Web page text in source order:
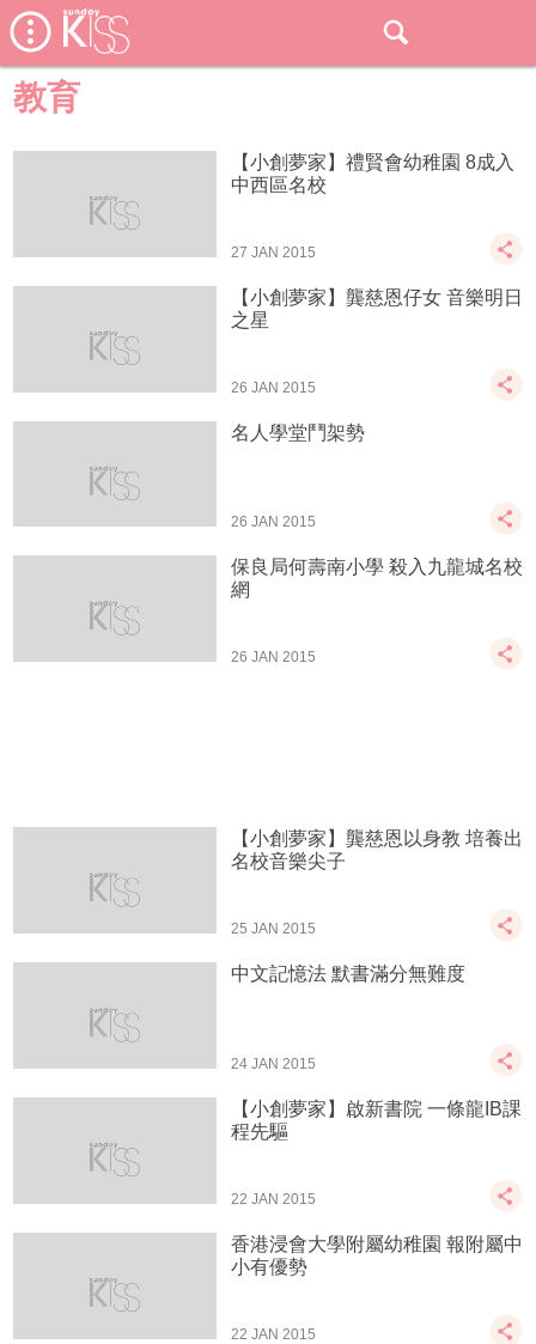
教育
【小創夢家】禮賢會幼稚園 8成入
中西區名校
27 JAN 2015
【小創夢家】龔慈恩仔女 音樂明日
之星
26 JAN 2015
名人學堂鬥架勢
26 JAN 2015
保良局何壽南小學 殺入九龍城名校
網
26 JAN 2015
【小創夢家】龔慈恩以身教 培養出
名校音樂尖子
25 JAN 2015
中文記憶法 默書滿分無難度
24 JAN 2015
【小創夢家】啟新書院 一條龍IB課
程先驅
22 JAN 2015
香港浸會大學附屬幼稚園 報附屬中
小有優勢
22 JAN 2015